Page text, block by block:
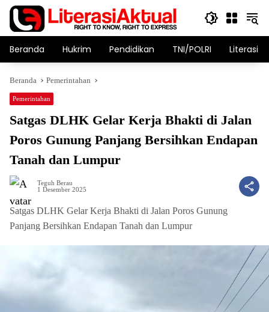
Langsung
konten
Beranda Hukrim Pendidikan TNI/POLRI Literasi
Beranda Pemerintahan
Pemerintahan
Satgas DLHK Gelar Kerja Bhakti di Jalan
Poros Gunung Panjang Bersihkan Endapan
Tanah dan Lumpur
Teguh Berau
1 Desember 2025
Satgas DLHK Gelar Kerja Bhakti di Jalan Poros Gunung
Panjang Bersihkan Endapan Tanah dan Lumpur